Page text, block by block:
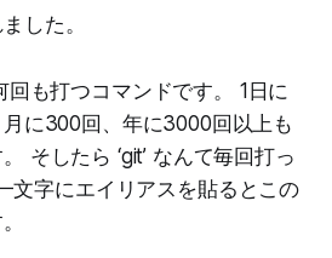
した。
も打つコマンドです。 1日に
に300回、年に3000回以上も
そしたら ‘git’ なんて毎回打っ
文字にエイリアスを貼るとこの